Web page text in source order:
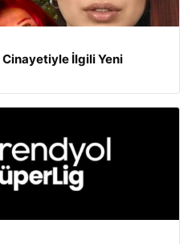
Cinayetiyle İlgili Yeni